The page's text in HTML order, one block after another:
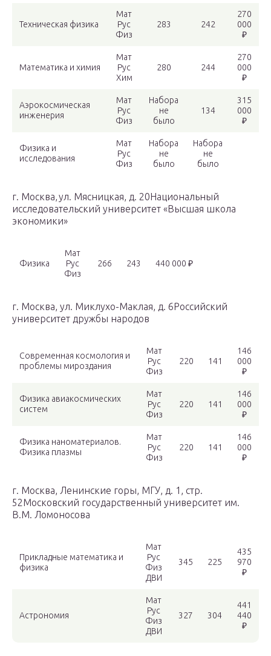
Техническая физика
Мат
Рус
Физ
283 242
270
000
₽
Математика и химия
Мат
Рус
Хим
280 244
270
000
₽
Аэрокосмическая
инженерия
Мат
Рус
Физ
Набора
не
было
134
315
000
₽
Физика и
исследования
Мат
Рус
Физ
Набора
не
было
Набора
не
было
г. Москва, ул. Мясницкая, д. 20Национальный
исследовательский университет «Высшая школа
экономики»
Физика
Мат
Рус
Физ
266 243 440 000 ₽
г. Москва, ул. Миклухо-Маклая, д. 6Российский
университет дружбы народов
Современная космология и
проблемы мироздания
Мат
Рус
Физ
220 141
146
000
₽
Физика авиакосмических
систем
Мат
Рус
Физ
220 141
146
000
₽
Физика наноматериалов.
Физика плазмы
Мат
Рус
Физ
220 141
146
000
₽
г. Москва, Ленинские горы, МГУ, д. 1, стр.
52Московский государственный университет им.
В.М. Ломоносова
Прикладные математика и
физика
Мат
Рус
Физ
ДВИ
345 225
435
970
₽
Астрономия
Мат
Рус
Физ
ДВИ
327 304
441
440
₽